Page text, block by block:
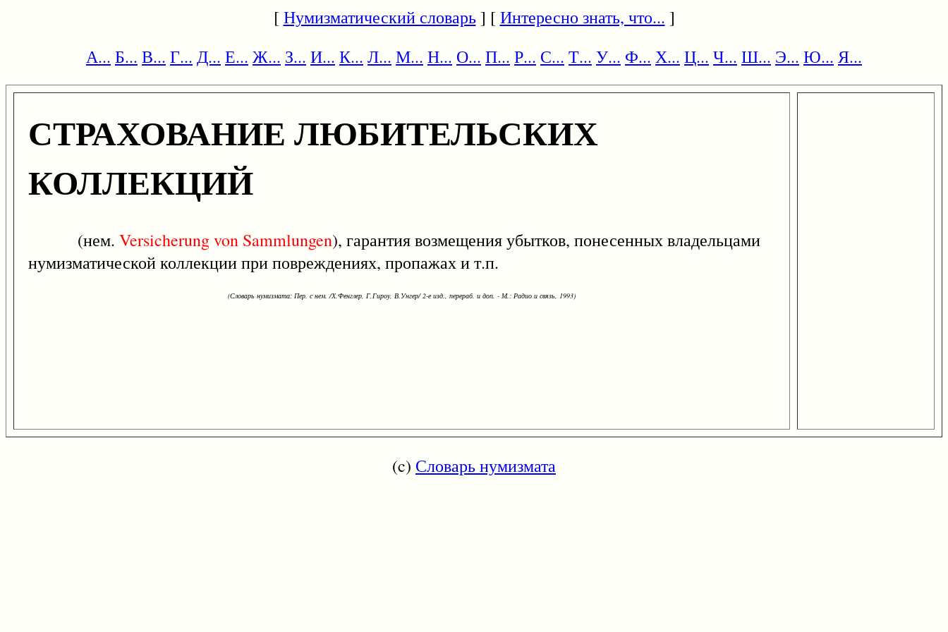
[Нумизматический словарь] [Интересно знать, что... ]
А... Б... В... Г... Д... Е... Ж... З... И... К... Л... М... Н... О... П... Р... С... Т... У... Ф... Х... Ц... Ч... Ш... Э... Ю... Я...
СТРАХОВАНИЕ ЛЮБИТЕЛЬСКИХ
КОЛЛЕКЦИЙ
(нем. Versicherungvon Sammlungen), гарантия возмещения убытков, понесенных владельцами
нумизматической коллекции при повреждениях, пропажах и т.п.
(Словарь нумизмата: Пер. с нем. /Х.Фенглер, Г.Гироу, В.Унгер/ 2-е изд., перераб. и доп. - М.: Радио и связь, 1993)
(c) Словарь нумизмата